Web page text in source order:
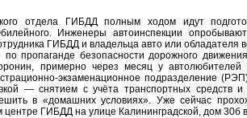
отдела ГИБДД полным ходом идут
Инженеры автоинспекции
ГИБДД и владельца авто или обладателя
пропаганде безопасности дорожного
примерно через месяц у
экзаменационное подразделение
— снятием с учёта транспортных средств
в «домашних условиях». Уже сейчас
центре ГИБДД на улице Калининградской, дом 30б